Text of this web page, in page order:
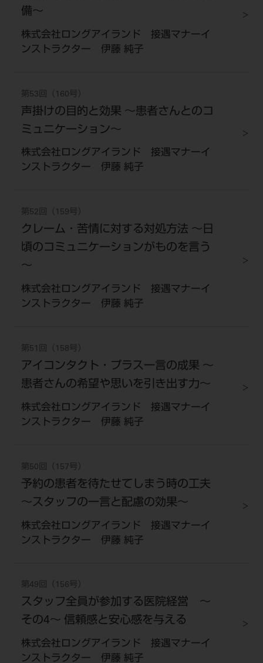
備〜
株式会社ロングアイランド 接遇マナーイ
ンストラクター 伊藤 純子
第53回（160号）
声掛けの目的と効果 ～患者さんとのコ
ミュニケーション～
株式会社ロングアイランド 接遇マナーイ
ンストラクター 伊藤 純子
第52回（159号）
クレーム・苦情に対する対処方法 ～日
頃のコミュニケーションがものを言う
～
株式会社ロングアイランド 接遇マナーイ
ンストラクター 伊藤 純子
第51回（158号）
アイコンタクト・プラス一言の成果 ～
患者さんの希望や思いを引き出す力～
株式会社ロングアイランド 接遇マナーイ
ンストラクター 伊藤 純子
第50回（157号）
予約の患者を待たせてしまう時の工夫
～スタッフの一言と配慮の効果～
株式会社ロングアイランド 接遇マナーイ
ンストラクター 伊藤 純子
第49回（156号）
スタッフ全員が参加する医院経営 ～
その4～ 信頼感と安心感を与える
株式会社ロングアイランド 接遇マナーイ
ンストラクター 伊藤 純子